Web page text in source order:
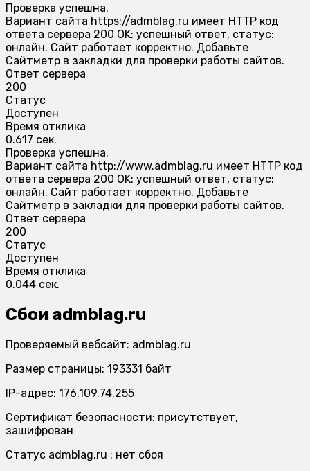
Проверка успешна.
Вариант сайта https://admblag.ru имеет HTTP код
ответа сервера 200 OK: успешный ответ, статус:
онлайн. Сайт работает корректно. Добавьте
Сайтметр в закладки для проверки работы сайтов.
Ответ сервера
200
Статус
Доступен
Время отклика
0.617 сек.
Проверка успешна.
Вариант сайта http://www.admblag.ru имеет HTTP код
ответа сервера 200 OK: успешный ответ, статус:
онлайн. Сайт работает корректно. Добавьте
Сайтметр в закладки для проверки работы сайтов.
Ответ сервера
200
Статус
Доступен
Время отклика
0.044 сек.
Сбои admblag.ru
Проверяемый вебсайт: admblag.ru
Размер страницы: 193331 байт
IP-адрес: 176.109.74.255
Сертификат безопасности: присутствует,
зашифрован
Статус admblag.ru : нет сбоя